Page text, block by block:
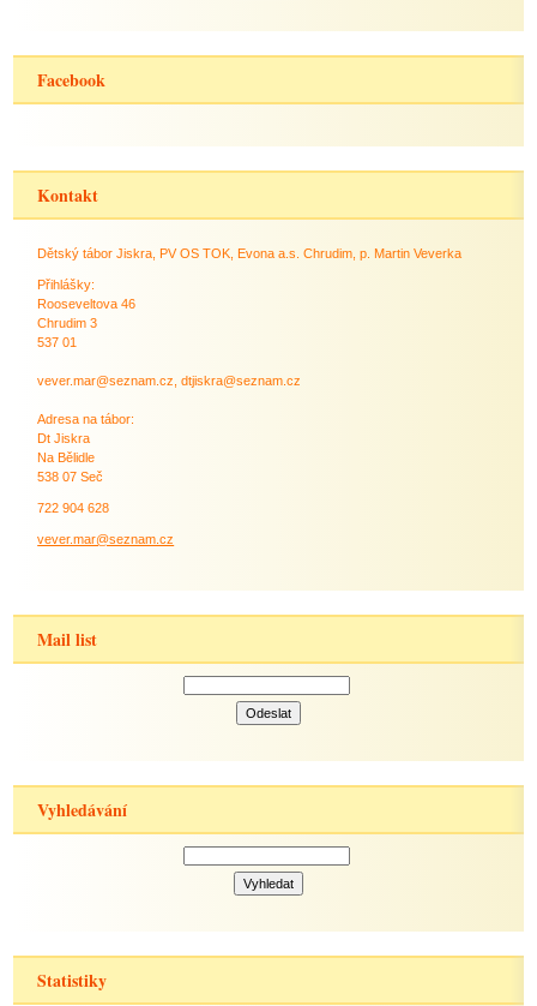
Facebook
Kontakt
Dětský tábor Jiskra, PV OS TOK, Evona a.s. Chrudim, p. Martin Veverka
Přihlášky:
Rooseveltova 46
Chrudim 3
537 01
vever.mar@seznam.cz, dtjiskra@seznam.cz
Adresa na tábor:
Dt Jiskra
Na Bělidle
538 07 Seč
722 904 628
vever.mar@seznam.cz
Mail list
Vyhledávání
Statistiky